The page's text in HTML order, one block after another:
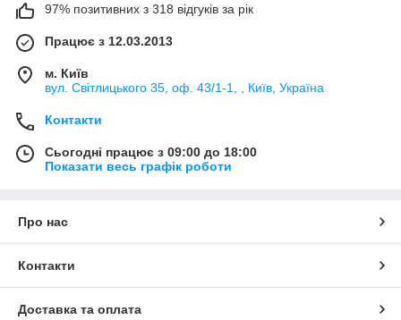
97% позитивних з 318 відгуків за рік
Працює з 12.03.2013
м. Київ
вул. Світлицького 35, оф. 43/1-1, , Київ, Україна
Контакти
Сьогодні працює з 09:00 до 18:00
Показати весь графік роботи
Про нас
Контакти
Доставка та оплата